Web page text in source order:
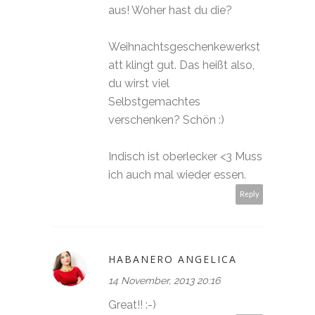
aus! Woher hast du die?
Weihnachtsgeschenkewerkst
att klingt gut. Das heißt also,
du wirst viel
Selbstgemachtes
verschenken? Schön :)
Indisch ist oberlecker <3 Muss
ich auch mal wieder essen.
Reply
HABANERO ANGELICA
14 November, 2013 20:16
Great!! :-)